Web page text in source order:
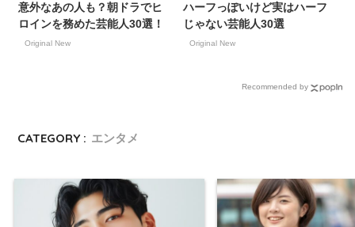
意外なあの人も？朝ドラでヒ
ロインを務めた芸能人30選！
Original New
ハーフっぽいけど実はハーフ
じゃない芸能人30選
Original New
Recommended by
CATEGORY : エンタメ